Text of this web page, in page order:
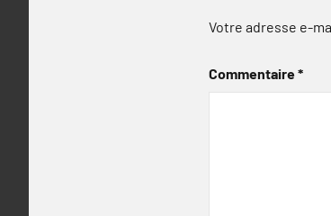
Votre adresse e-
Commentaire*